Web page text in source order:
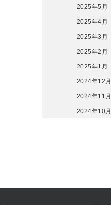
2025年5月
2025年4月
2025年3月
2025年2月
2025年1月
2024年12月
2024年11月
2024年10月